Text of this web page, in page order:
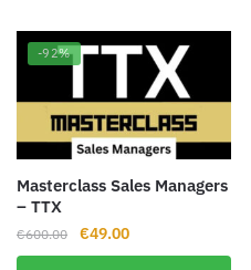
-92%
Masterclass Sales Managers
– TTX
€600.00
Il
prezzo
€49.00Il
prezzo